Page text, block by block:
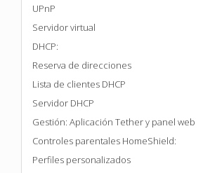
UPnP
Servidor virtual
DHCP:
Reserva de direcciones
Lista de clientes DHCP
Servidor DHCP
Gestión: Aplicación Tether y panel web
Controles parentales HomeShield:
Perfiles personalizados